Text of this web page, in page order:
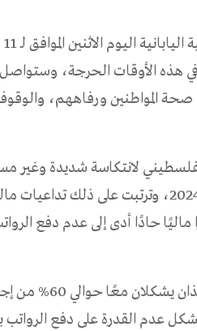
هذه الأوقات الحرجة،
المواطنين ورفاههم،
لانتكاسة شديدة وغير
انكماش اقتصادي كبير خلال عام 2024، وترتبت على
حادًا أدى إلى عدم دفع
ويُعد قطاعا التعليم
عدم القدرة على دفع